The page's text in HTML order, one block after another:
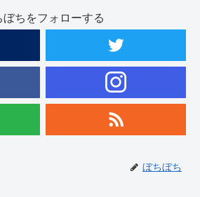
ぼちをフォローする
ぼちぼち